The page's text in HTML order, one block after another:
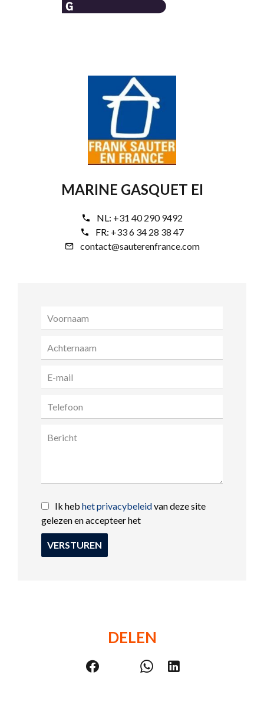
MARINE GASQUET EI
NL: +31 40 290 9492
FR: +33 6 34 28 38 47
contact@sauterenfrance.com
Ik heb het privacybeleidvan deze site
gelezen en accepteer het
VERSTUREN
DELEN